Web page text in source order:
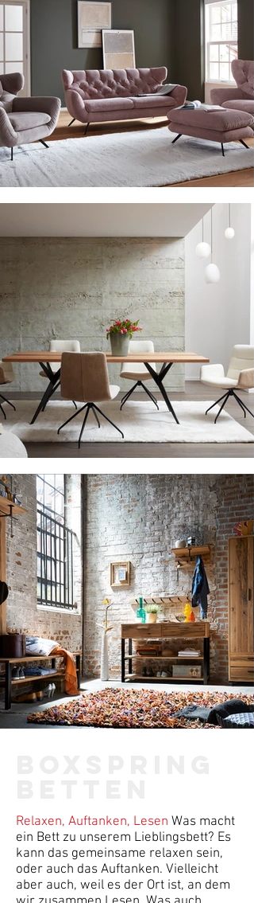
Relaxen, Auftanken, Lesen Was macht
ein Bett zu unserem Lieblingsbett? Es
kann das gemeinsame relaxen sein,
oder auch das Auftanken. Vielleicht
aber auch, weil es der Ort ist, an dem